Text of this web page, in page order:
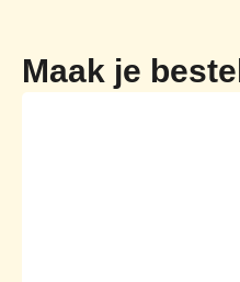
Maak je